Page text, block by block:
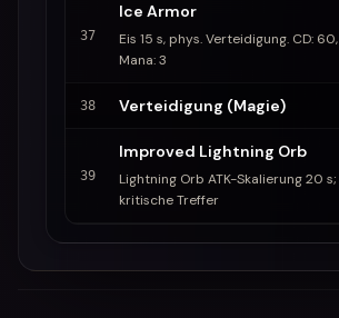
37
Ice Armor
Eis 15 s, phys. Verteidigung. CD: 60,
Mana: 3
38 Verteidigung (Magie)
39
Improved Lightning Orb
Lightning Orb ATK-Skalierung 20 s;
kritische Treffer